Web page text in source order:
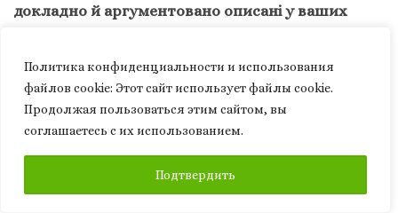
Политика конфиденциальности и использования
файлов сookie: Этот сайт использует файлы cookie.
Продолжая пользоваться этим сайтом, вы
соглашаетесь с их использованием.
Подтвердить
докладно й аргументовано описані у ваших
українця на Батьківщині?
— Із низки таких уроків я б виділив три.
українського друкованого слова (а звідси – і
українськомовного ефіру), як важливого